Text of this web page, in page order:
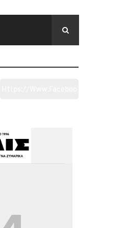
Ref=pages_you_mana